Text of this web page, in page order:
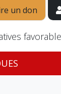
un don